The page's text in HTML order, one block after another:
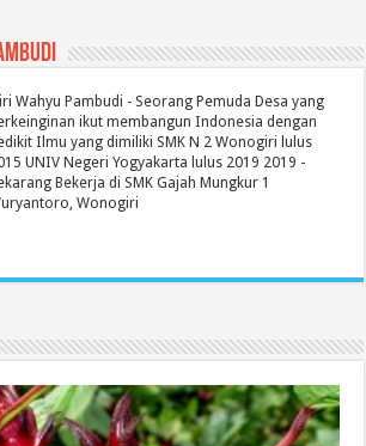
Wahyu Pambudi - Seorang Pemuda Desa yang
ikut membangun Indonesia dengan
Ilmu yang dimiliki SMK N 2 Wonogiri lulus
UNIV Negeri Yogyakarta lulus 2019 2019 -
Bekerja di SMK Gajah Mungkur 1
Wonogiri